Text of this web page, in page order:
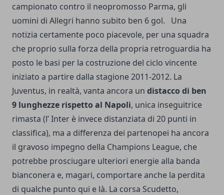
campionato contro il neopromosso Parma, gli
uomini di Allegri hanno subito ben 6 gol. Una
notizia certamente poco piacevole, per una squadra
che proprio sulla forza della propria retroguardia ha
posto le basi per la costruzione del ciclo vincente
iniziato a partire dalla stagione 2011-2012. La
Juventus, in realtà, vanta ancora un distacco di ben
9 lunghezze rispetto al Napoli, unica inseguitrice
rimasta (l’ Inter è invece distanziata di 20 punti in
classifica), ma a differenza dei partenopei ha ancora
il gravoso impegno della Champions League, che
potrebbe prosciugare ulteriori energie alla banda
bianconera e, magari, comportare anche la perdita
di qualche punto qui e là. La corsa Scudetto,